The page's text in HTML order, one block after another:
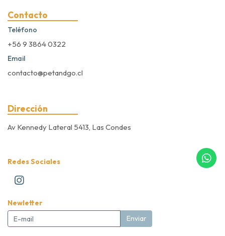
Contacto
Teléfono
+56 9 3864 0322
Email
contacto@petandgo.cl
Dirección
Av Kennedy Lateral 5413, Las Condes
Redes Sociales
Newletter
Enviar